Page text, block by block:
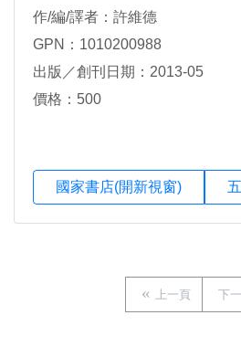
作/編/譯者：許維德
GPN：1010200988
出版／創刊日期：2013-05
價格：500
國家書店(開新視窗)
上一頁 下